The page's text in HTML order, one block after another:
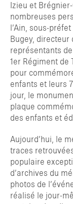
Izieu et
nombreuses
l’Ain, sous-
Bugey, directeur
représentants
1er Régiment
pour
enfants et leurs
jour, le
plaque
des enfants et
Aujourd’hui, le
traces
populaire
d’archives du
photos de
réalisé le jour-